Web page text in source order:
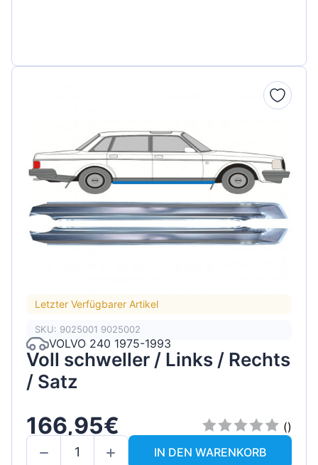
Letzter Verfügbarer Artikel
SKU: 9025001 9025002
VOLVO 240 1975-1993
Voll schweller / Links / Rechts
/ Satz
166,95€
()
IN DEN WARENKORB